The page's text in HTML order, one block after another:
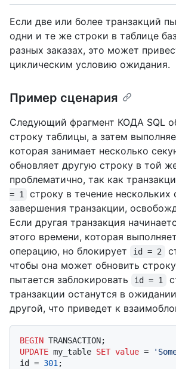
Если две или более транзакций
одни и те же строки в таблице
разных заказах, это может
циклическим условию ожидания.
Пример сценария
Следующий фрагмент КОДА SQL
строку таблицы, а затем
которая занимает несколько
обновляет другую строку в той
проблематично, так как
= 1
строку в течение нескольких
завершения транзакции,
Если другая транзакция
этого времени, которая
операцию, но блокирует
id = 2
чтобы она может обновить
пытается заблокировать
id = 1
транзакции останутся в
другой, что приведет к
BEGIN
UPDATE my_table SET value =
id = 301